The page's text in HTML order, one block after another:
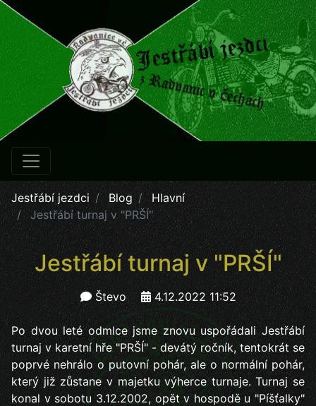
Jestřábí jezdci Blog
Hlavní
Jestřábí turnaj v "PRŠÍ"
Jestřábí turnaj v "PRŠÍ"
Števo 4.12.2022 11:52
Po dvou leté odmlce jsme znovu uspořádali Jestřábí
turnaj v karetní hře "PRŠÍ" - devátý ročník, tentokrát se
poprvé nehrálo o putovní pohár, ale o normální pohár,
který již zůstane v majetku výherce turnaje. Turnaj se
konal v sobotu 3.12.2002, opět v hospodě u "Píšťalky"